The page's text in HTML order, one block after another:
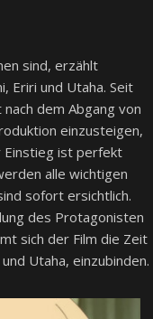
sind, erzählt
Eriri und Utaha. Seit
dem Abgang von
einzusteigen,
Einstieg ist perfekt
alle wichtigen
sofort ersichtlich.
des Protagonisten
sich der Film die Zeit
Utaha, einzubinden.